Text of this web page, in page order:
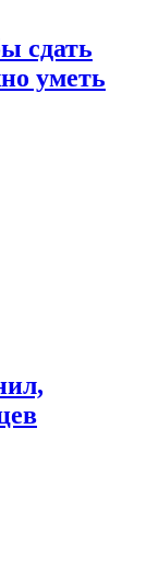
сдать
уметь